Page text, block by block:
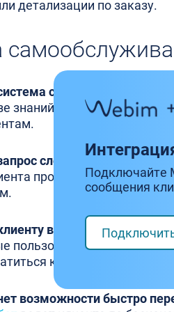
детализации по заказу.
слишком сложная.
знаний сотни статей без
сложный или
проблема, выходящая
важен персональный
пользователи просто не
к оператору.
возможности быстро
Подключайте
сообщения